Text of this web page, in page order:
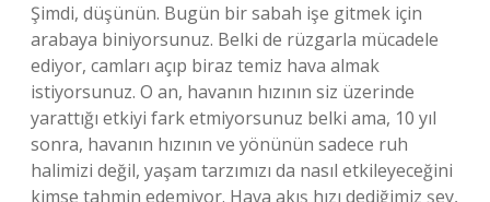
Şimdi, düşünün. Bugün bir sabah işe gitmek için
arabaya biniyorsunuz. Belki de rüzgarla mücadele
ediyor, camları açıp biraz temiz hava almak
istiyorsunuz. O an, havanın hızının siz üzerinde
yarattığı etkiyi fark etmiyorsunuz belki ama, 10 yıl
sonra, havanın hızının ve yönünün sadece ruh
halimizi değil, yaşam tarzımızı da nasıl etkileyeceğini
kimse tahmin edemiyor. Hava akış hızı dediğimiz şey,